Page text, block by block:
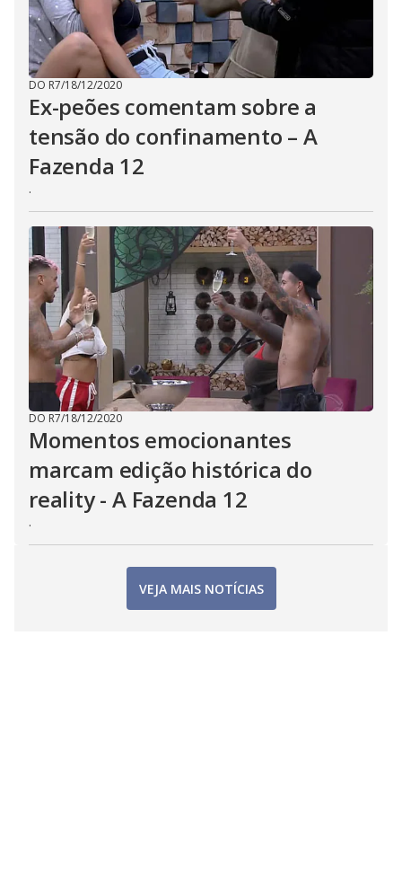
DO R7/18/12/2020
Ex-peões comentam sobre a
tensão do confinamento – A
Fazenda 12
.
DO R7/18/12/2020
Momentos emocionantes
marcam edição histórica do
reality - A Fazenda 12
.
VEJA MAIS NOTÍCIAS